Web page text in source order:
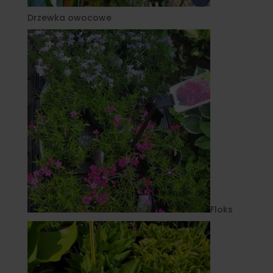
Drzewka owocowe
Floks